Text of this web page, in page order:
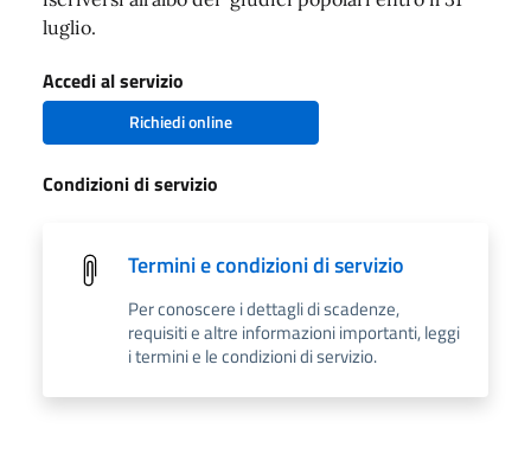
luglio.
Accedi al servizio
Richiedi online
Condizioni di servizio
Termini e condizioni di servizio
Per conoscere i dettagli di scadenze,
requisiti e altre informazioni importanti, leggi
i termini e le condizioni di servizio.